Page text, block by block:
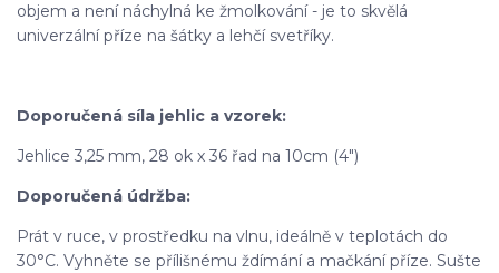
objem a není náchylná ke žmolkování - je to skvělá
univerzální příze na šátky a lehčí svetříky.
Doporučená síla jehlic a vzorek:
Jehlice 3,25 mm, 28 ok x 36 řad na 10cm (4")
Doporučená údržba:
Prát v ruce, v prostředku na vlnu, ideálně v teplotách do
30°C. Vyhněte se přílišnému ždímání a mačkání příze. Sušte